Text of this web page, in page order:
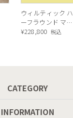
ウィルティック ハ
ーフラウンド マテ
ィエラ塗装 ダイニ
¥228,800 税込
CATEGORY
INFORMATION